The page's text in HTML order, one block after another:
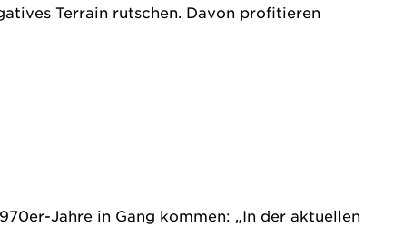
Terrain rutschen. Davon profitieren
Jahre in Gang kommen: „In der aktuellen